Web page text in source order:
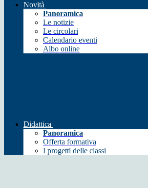
Novità
Panoramica
Le notizie
Le circolari
Calendario eventi
Albo online
Didattica
Panoramica
Offerta formativa
I progetti delle classi